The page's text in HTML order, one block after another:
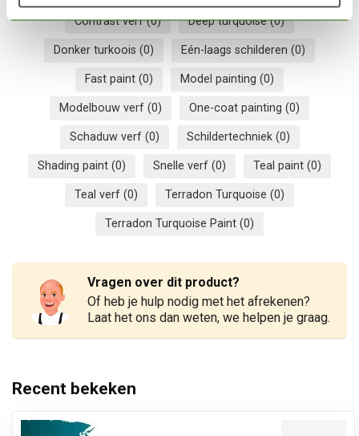
Contrast verf(0) Deep turquoise(0)
Donker turkoois (0) Eén-laags schilderen (0)
Fast paint (0) Model painting (0)
Modelbouw verf (0) One-coat painting (0)
Schaduw verf (0) Schildertechniek (0)
Shading paint (0) Snelle verf (0) Teal paint (0)
Teal verf (0) Terradon Turquoise (0)
Terradon Turquoise Paint (0)
Vragen over dit product?
Of heb je hulp nodig met het afrekenen?
Laat het ons dan weten, we helpen je graag.
Recent bekeken